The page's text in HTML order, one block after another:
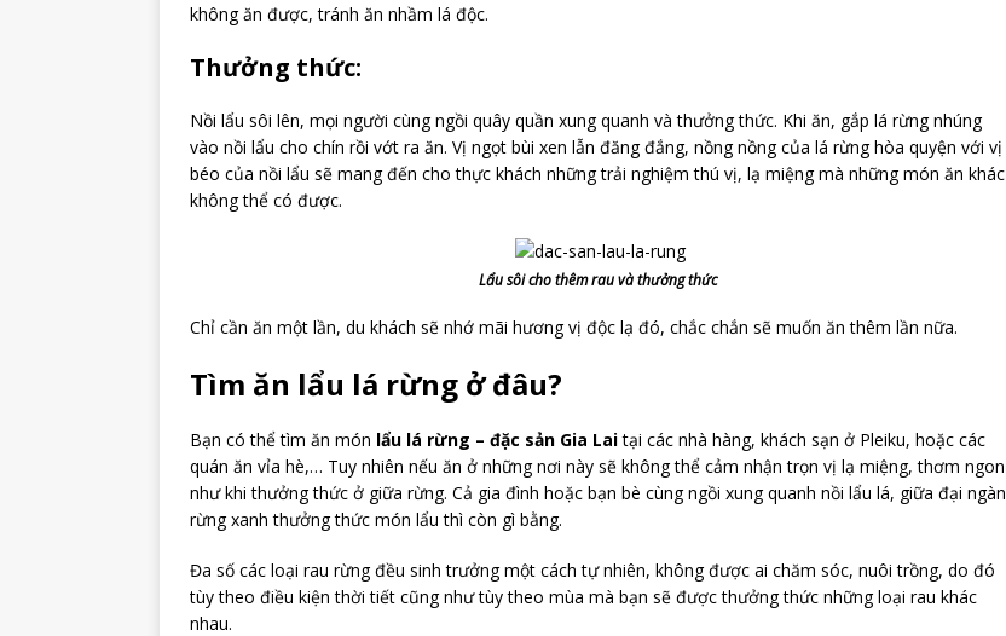
không ăn được, tránh ăn nhầm lá độc.
Thưởng thức:
Nồi lẩu sôi lên, mọi người cùng ngồi quây quần xung quanh và thưởng thức. Khi ăn, gắp lá rừng nhúng
vào nồi lẩu cho chín rồi vớt ra ăn. Vị ngọt bùi xen lẫn đăng đắng, nồng nồng của lá rừng hòa quyện với vị
béo của nồi lẩu sẽ mang đến cho thực khách những trải nghiệm thú vị, lạ miệng mà những món ăn khác
không thể có được.
Lẩu sôi cho thêm rau và thưởng thức
Chỉ cần ăn một lần, du khách sẽ nhớ mãi hương vị độc lạ đó, chắc chắn sẽ muốn ăn thêm lần nữa.
Tìm ăn lẩu lá rừng ở đâu?
Bạn có thể tìm ăn món lẩu lá rừng – đặc sản Gia Laitại các nhà hàng, khách sạn ở Pleiku, hoặc các
quán ăn vỉa hè,… Tuy nhiên nếu ăn ở những nơi này sẽ không thể cảm nhận trọn vị lạ miệng, thơm ngon
như khi thưởng thức ở giữa rừng. Cả gia đình hoặc bạn bè cùng ngồi xung quanh nồi lẩu lá, giữa đại ngàn
rừng xanh thưởng thức món lẩu thì còn gì bằng.
Đa số các loại rau rừng đều sinh trưởng một cách tự nhiên, không được ai chăm sóc, nuôi trồng, do đó
tùy theo điều kiện thời tiết cũng như tùy theo mùa mà bạn sẽ được thưởng thức những loại rau khác
nhau.